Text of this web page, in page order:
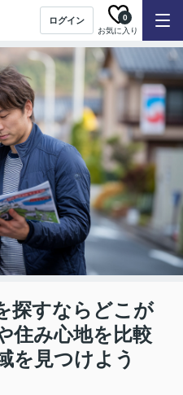
ログイン
お気に入り
0
探すならどこが
住み心地を比較
を見つけよう